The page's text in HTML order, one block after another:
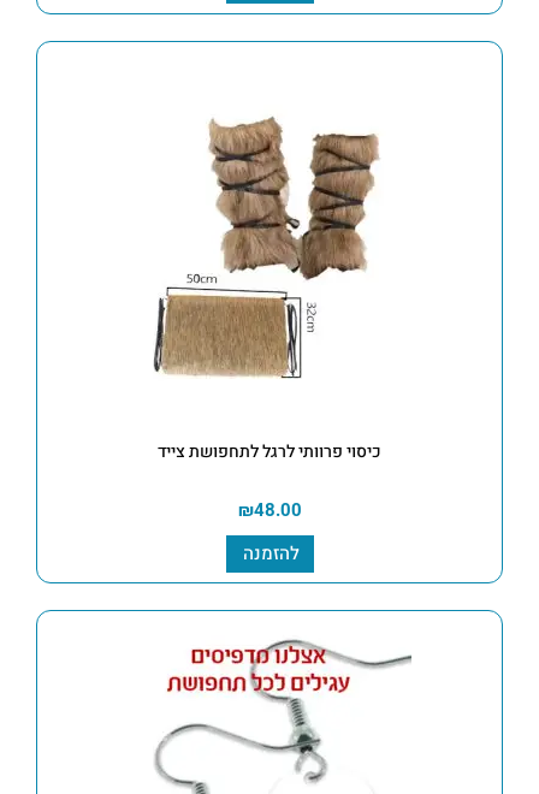
כיסוי פרוותי לרגל לתחפושת צייד
₪48.00
להזמנה